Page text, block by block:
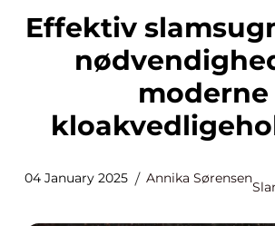
Effektiv slamsugning: en
moderne
04 January 2025 Annika Sørensen